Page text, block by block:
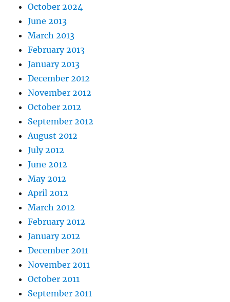
October 2024
June 2013
March 2013
February 2013
January 2013
December 2012
November 2012
October 2012
September 2012
August 2012
July 2012
June 2012
May 2012
April 2012
March 2012
February 2012
January 2012
December 2011
November 2011
October 2011
September 2011